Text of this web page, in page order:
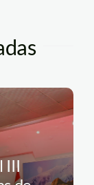
III